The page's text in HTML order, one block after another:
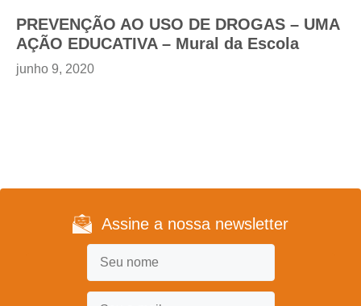
PREVENÇÃO AO USO DE DROGAS – UMA
AÇÃO EDUCATIVA – Mural da Escola
junho 9, 2020
Assine a nossa newsletter